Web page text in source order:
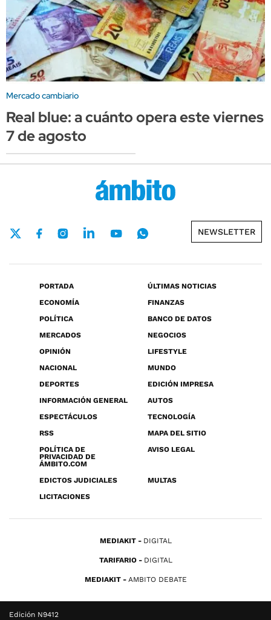
Mercado cambiario
Real blue: a cuánto opera este viernes
7 de agosto
NEWSLETTER
PORTADA
ÚLTIMAS NOTICIAS
ECONOMÍA
FINANZAS
POLÍTICA
BANCO DE DATOS
MERCADOS
NEGOCIOS
OPINIÓN
LIFESTYLE
NACIONAL
MUNDO
DEPORTES
EDICIÓN IMPRESA
INFORMACIÓN GENERAL
AUTOS
ESPECTÁCULOS
TECNOLOGÍA
RSS
MAPA DEL SITIO
POLÍTICA DE
PRIVACIDAD DE
ÁMBITO.COM
AVISO LEGAL
EDICTOS JUDICIALES
MULTAS
LICITACIONES
MEDIAKIT DIGITAL
TARIFARIO DIGITAL
MEDIAKIT AMBITO DEBATE
Edición N9412